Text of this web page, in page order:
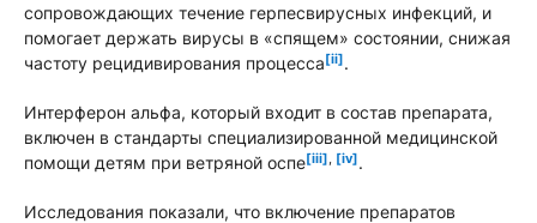
сопровождающих течение герпесвирусных инфекций, и
помогает держать вирусы в «спящем» состоянии, снижая
частоту рецидивирования процесса[ii].
Интерферон альфа, который входит в состав препарата,
включен в стандарты специализированной медицинской
помощи детям при ветряной оспе[iii] [iv].
Исследования показали, что включение препаратов